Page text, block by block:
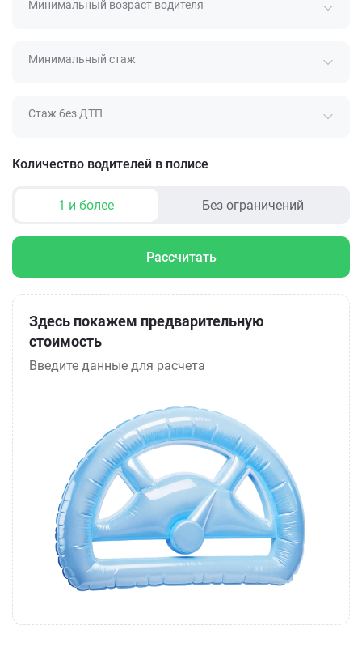
Минимальный возраст водителя
Минимальный стаж
Стаж без ДТП
Количество водителей в полисе
1 и более Без ограничений
Рассчитать
Здесь покажем предварительную
стоимость
Введите данные для расчета